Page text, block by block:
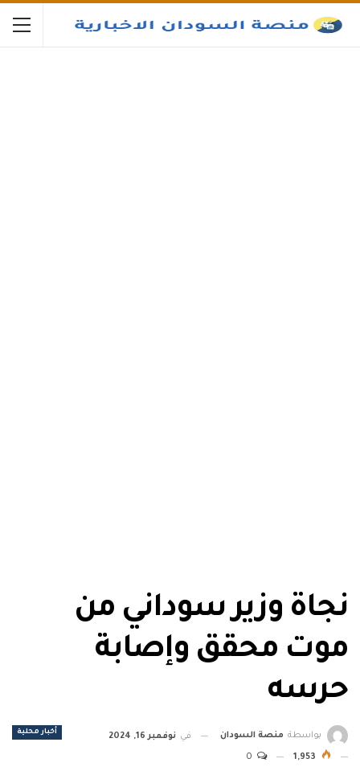
نجاة وزير سوداني من
موت محقق وإصابة
حرسه
أخبار محلية بواسطة منصة السودان في نوفمبر 16, 2024
1,953